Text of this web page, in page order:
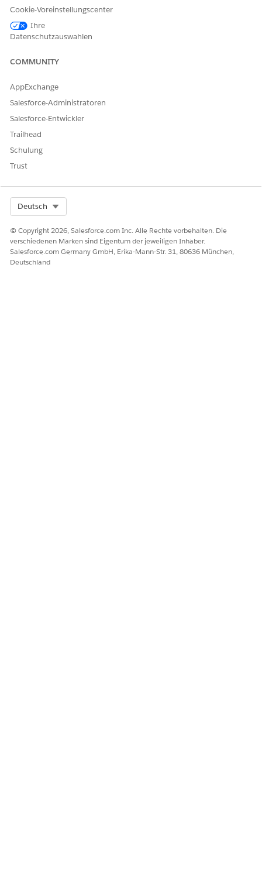
Cookie-Voreinstellungscenter
Ihre
Datenschutzauswahlen
COMMUNITY
AppExchange
Salesforce-Administratoren
Salesforce-Entwickler
Trailhead
Schulung
Trust
Deutsch
© Copyright 2026, Salesforce.com Inc. Alle Rechte vorbehalten. Die
verschiedenen Marken sind Eigentum der jeweiligen Inhaber.
Salesforce.com Germany GmbH, Erika-Mann-Str. 31, 80636 München,
Deutschland